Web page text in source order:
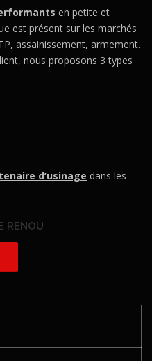
en petite et
est présent sur les marchés
assainissement, armement.
nous proposons 3 types
d’usinage dans les
RENOU